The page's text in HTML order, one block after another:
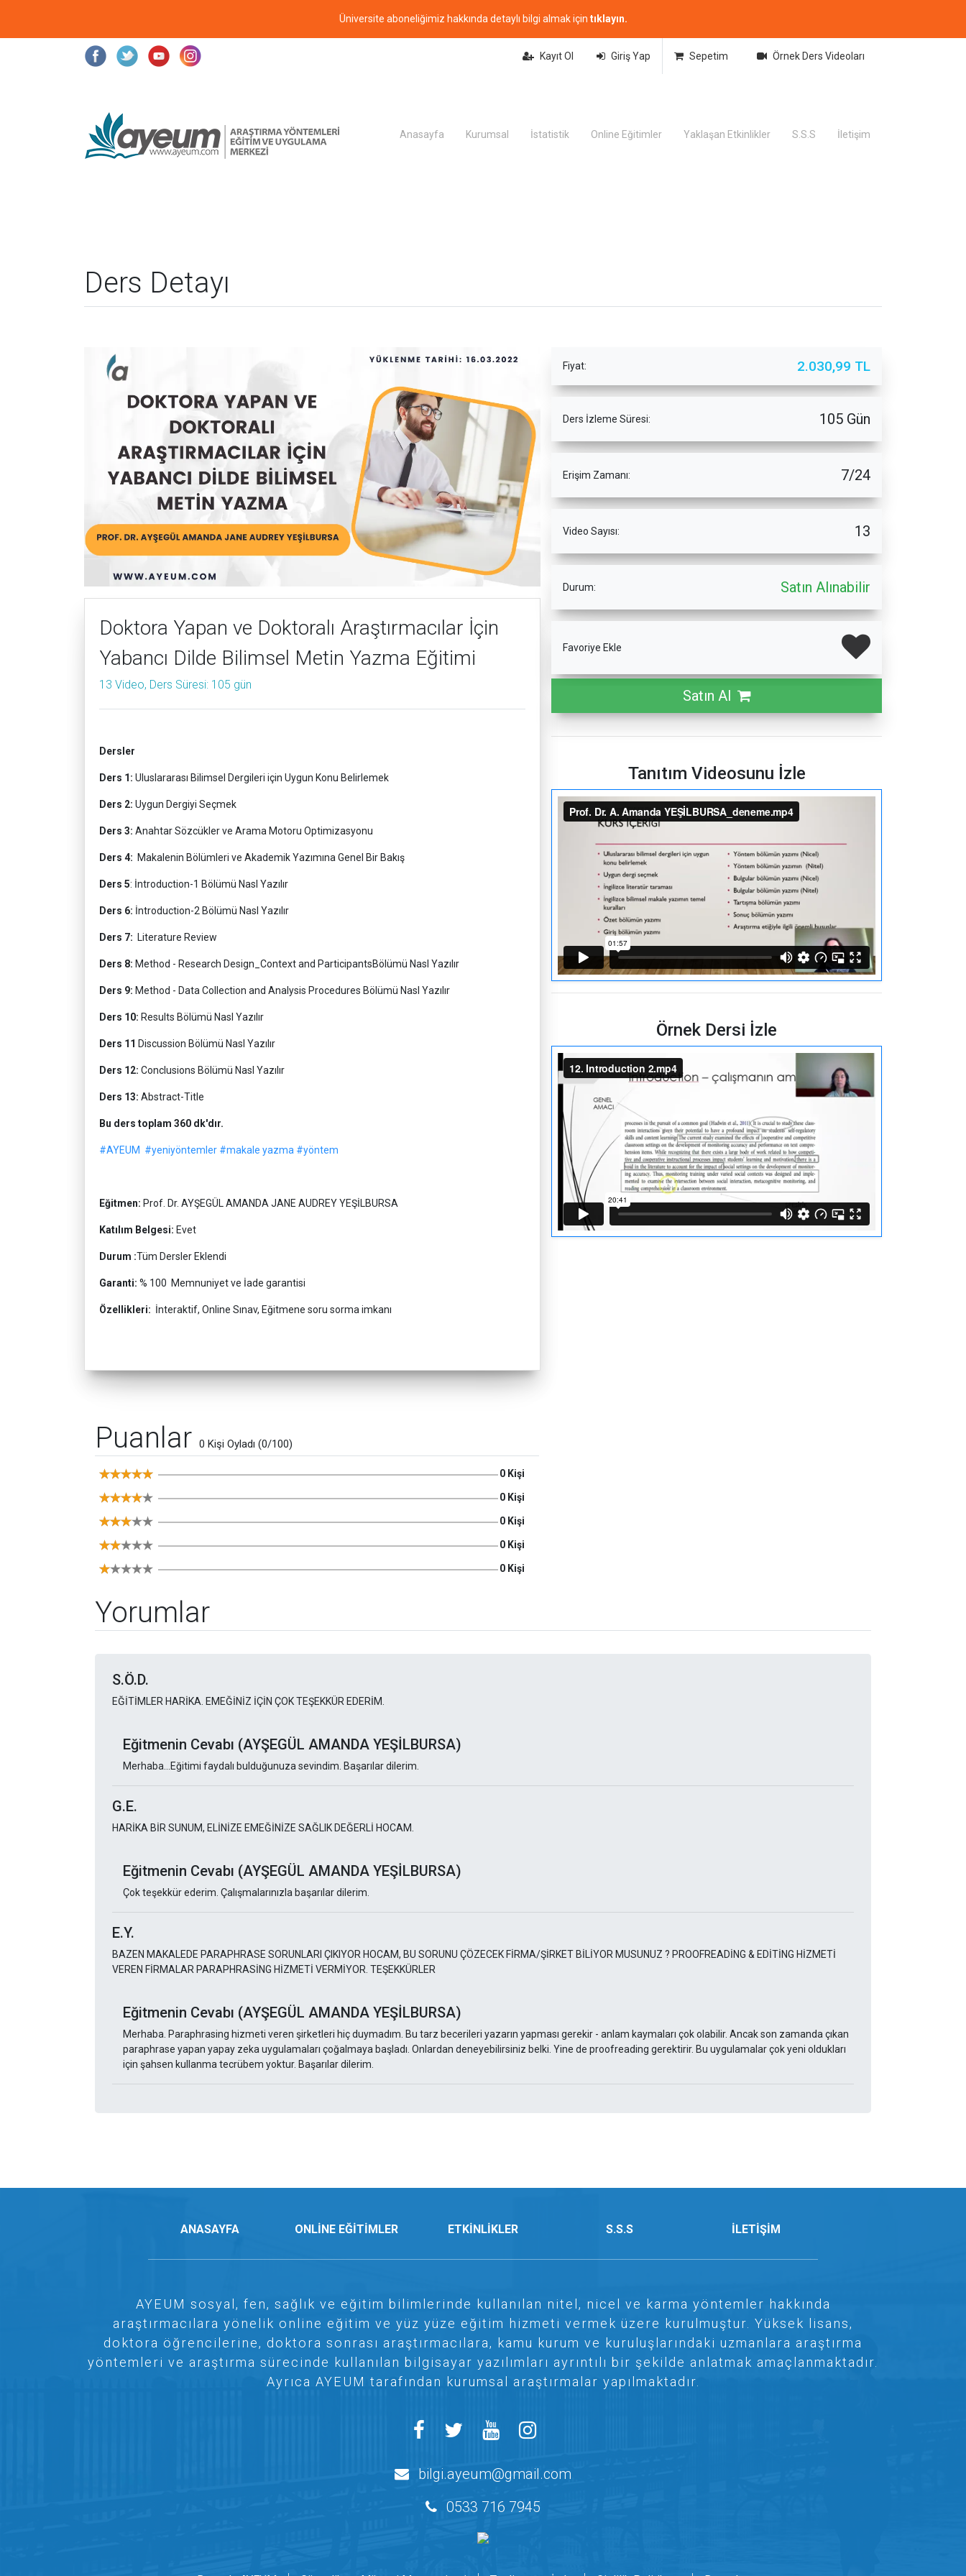
Üniversite aboneliğimiz hakkında detaylı bilgi almak için tıklayın.
Kayıt Ol Giriş Yap Sepetim Örnek Ders Videoları
Anasayfa Kurumsal İstatistik Online Eğitimler Yaklaşan Etkinlikler S.S.S İletişim
Ders Detayı
Doktora Yapan ve Doktoralı Araştırmacılar İçin
Yabancı Dilde Bilimsel Metin Yazma Eğitimi
13 Video, Ders Süresi: 105 gün
Dersler
Ders 1: Uluslararası Bilimsel Dergileri için Uygun Konu Belirlemek
Ders 2: Uygun Dergiyi Seçmek
Ders 3: Anahtar Sözcükler ve Arama Motoru Optimizasyonu
Ders 4: Makalenin Bölümleri ve Akademik Yazımına Genel Bir Bakış
Ders 5: İntroduction-1 Bölümü Nasl Yazılır
Ders 6: İntroduction-2 Bölümü Nasl Yazılır
Ders 7: Literature Review
Ders 8: Method - Research Design_Context and ParticipantsBölümü Nasl Yazılır
Ders 9: Method - Data Collection and Analysis Procedures Bölümü Nasl Yazılır
Ders 10: Results Bölümü Nasl Yazılır
Ders 11 Discussion Bölümü Nasl Yazılır
Ders 12: Conclusions Bölümü Nasl Yazılır
Ders 13: Abstract-Title
Bu ders toplam 360 dk'dır.
#AYEUM #yeniyöntemler #makale yazma #yöntem
Eğitmen: Prof. Dr. AYŞEGÜL AMANDA JANE AUDREY YEŞİLBURSA
Katılım Belgesi: Evet
Durum :Tüm Dersler Eklendi
Garanti: % 100 Memnuniyet ve İade garantisi
Özellikleri: İnteraktif, Online Sınav, Eğitmene soru sorma imkanı
Fiyat: 2.030,99 TL
Ders İzleme Süresi: 105 Gün
Erişim Zamanı: 7/24
Video Sayısı: 13
Durum: Satın Alınabilir
Favoriye Ekle
Satın Al
Tanıtım Videosunu İzle
Örnek Dersi İzle
Puanlar 0 Kişi Oyladı (0/100)
0 Kişi
0 Kişi
0 Kişi
0 Kişi
0 Kişi
Yorumlar
S.Ö.D.
EĞİTİMLER HARİKA. EMEĞİNİZ İÇİN ÇOK TEŞEKKÜR EDERİM.
Eğitmenin Cevabı (AYŞEGÜL AMANDA YEŞİLBURSA)
Merhaba...Eğitimi faydalı bulduğunuza sevindim. Başarılar dilerim.
G.E.
HARİKA BİR SUNUM, ELİNİZE EMEĞİNİZE SAĞLIK DEĞERLİ HOCAM.
Eğitmenin Cevabı (AYŞEGÜL AMANDA YEŞİLBURSA)
Çok teşekkür ederim. Çalışmalarınızla başarılar dilerim.
E.Y.
BAZEN MAKALEDE PARAPHRASE SORUNLARI ÇIKIYOR HOCAM, BU SORUNU ÇÖZECEK FİRMA/ŞİRKET BİLİYOR MUSUNUZ ? PROOFREADİNG & EDİTİNG HİZMETİ
VEREN FİRMALAR PARAPHRASİNG HİZMETİ VERMİYOR. TEŞEKKÜRLER
Eğitmenin Cevabı (AYŞEGÜL AMANDA YEŞİLBURSA)
Merhaba. Paraphrasing hizmeti veren şirketleri hiç duymadım. Bu tarz becerileri yazarın yapması gerekir - anlam kaymaları çok olabilir. Ancak son zamanda çıkan
paraphrase yapan yapay zeka uygulamaları çoğalmaya başladı. Onlardan deneyebilirsiniz belki. Yine de proofreading gerektirir. Bu uygulamalar çok yeni oldukları
için şahsen kullanma tecrübem yoktur. Başarılar dilerim.
ANASAYFA ONLİNE EĞİTİMLER ETKİNLİKLER S.S.S İLETİŞİM
AYEUM sosyal, fen, sağlık ve eğitim bilimlerinde kullanılan nitel, nicel ve karma yöntemler hakkında
araştırmacılara yönelik online eğitim ve yüz yüze eğitim hizmeti vermek üzere kurulmuştur. Yüksek lisans,
doktora öğrencilerine, doktora sonrası araştırmacılara, kamu kurum ve kuruluşlarındaki uzmanlara araştırma
yöntemleri ve araştırma sürecinde kullanılan bilgisayar yazılımları ayrıntılı bir şekilde anlatmak amaçlanmaktadır.
Ayrıca AYEUM tarafından kurumsal araştırmalar yapılmaktadır.
bilgi.ayeum@gmail.com
0533 716 7945